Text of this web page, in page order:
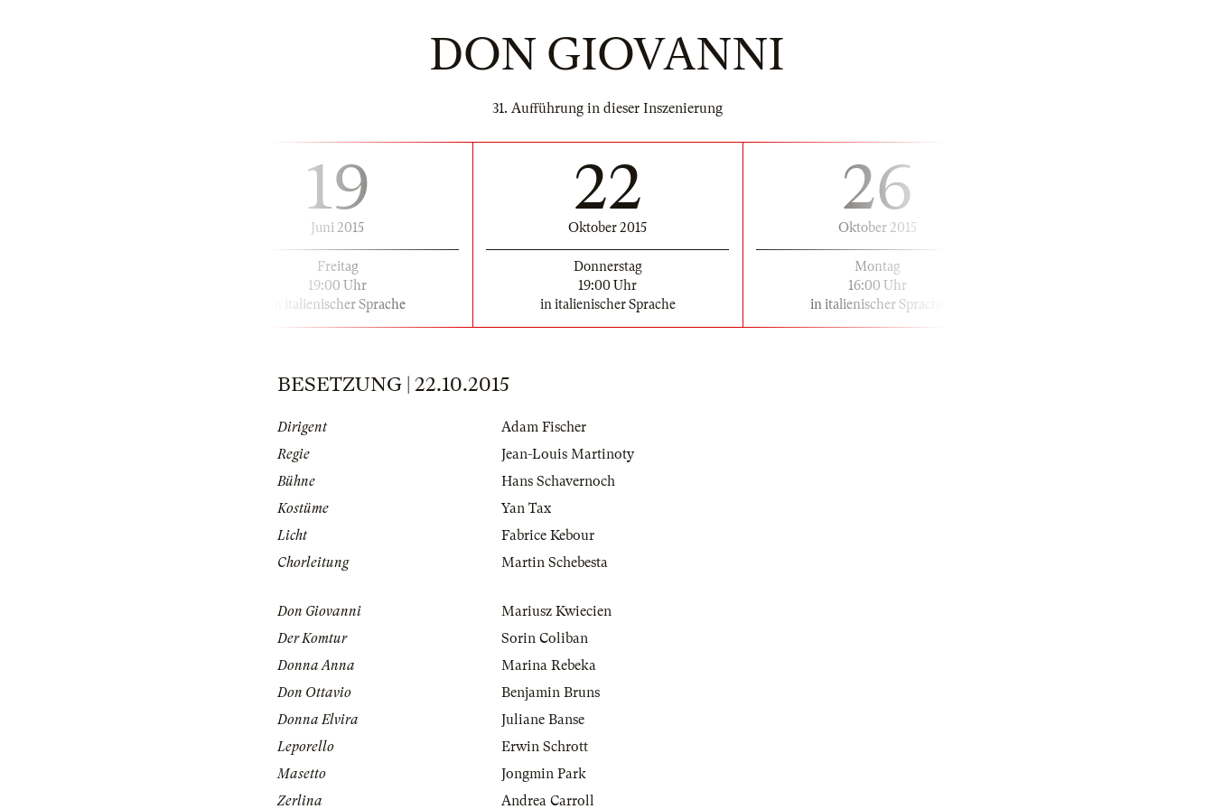
DON GIOVANNI
31. Aufführung in dieser Inszenierung
19
Juni 2015
Freitag
19:00 Uhr
in italienischer Sprache
22
Oktober 2015
Donnerstag
19:00 Uhr
in italienischer Sprache
26
Oktober 2015
Montag
16:00 Uhr
in italienischer Sprache
BESETZUNG | 22.10.2015
Dirigent
Adam Fischer
Regie
Jean-Louis Martinoty
Bühne
Hans Schavernoch
Kostüme
Yan Tax
Licht
Fabrice Kebour
Chorleitung
Martin Schebesta
Don Giovanni
Mariusz Kwiecien
Der Komtur
Sorin Coliban
Donna Anna
Marina Rebeka
Don Ottavio
Benjamin Bruns
Donna Elvira
Juliane Banse
Leporello
Erwin Schrott
Masetto
Jongmin Park
Zerlina
Andrea Carroll